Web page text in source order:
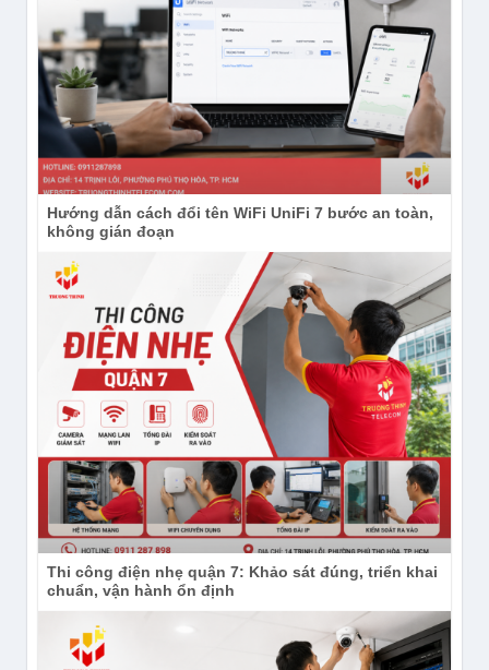
Hướng dẫn cách đổi tên WiFi UniFi 7 bước an toàn,
không gián đoạn
Thi công điện nhẹ quận 7: Khảo sát đúng, triển khai
chuẩn, vận hành ổn định